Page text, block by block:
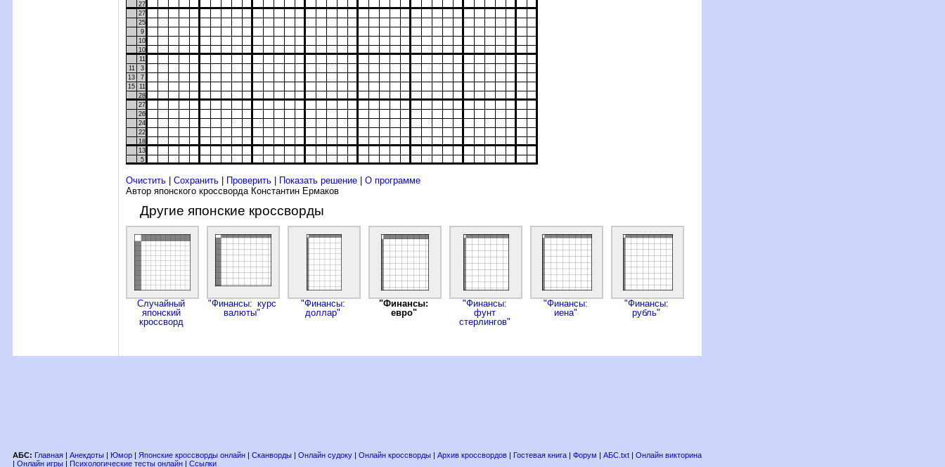
27
27
25
9
10
10
11
11
3
13
7
15 11
28
27
26
24
22
18
13
5
Очистить Сохранить Проверить Показать решение
О программе
Автор японского кроссворда Константин Ермаков
Другие японские кроссворды
Случайный
японский
кроссворд
"Финансы: курс
валюты"
"Финансы:
доллар"
"Финансы:
евро"
"Финансы:
фунт
стерлингов"
"Финансы:
иена"
"Финансы:
рубль"
АБС: Главная | Анекдоты | Юмор | Японские кроссворды онлайн | Сканворды | Онлайн судоку | Онлайн кроссворды | Архив кроссвордов | Гостевая книга | Форум | АБС.txt | Онлайн викторина
| Онлайн игры | Психологические тесты онлайн | Ссылки